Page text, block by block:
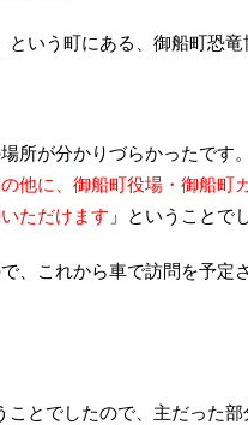
いう町にある、御船町恐竜
所が分かりづらかったです
他に、御船町役場・御船町
ただけます 」ということで
、これから車で訪問を予定
とでしたので、主だった